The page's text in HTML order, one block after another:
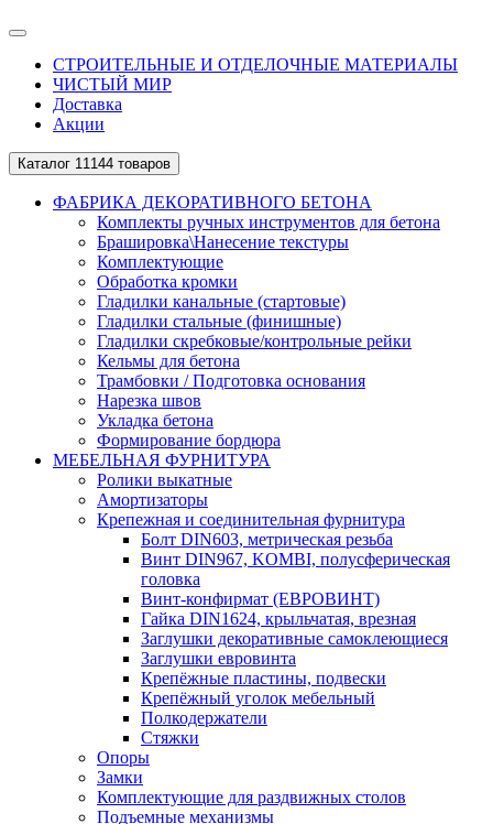
СТРОИТЕЛЬНЫЕ И ОТДЕЛОЧНЫЕ МАТЕРИАЛЫ
ЧИСТЫЙ МИР
Доставка
Акции
Каталог 11144 товаров
ФАБРИКА ДЕКОРАТИВНОГО БЕТОНА
Комплекты ручных инструментов для бетона
Брашировка\Нанесение текстуры
Комплектующие
Обработка кромки
Гладилки канальные (стартовые)
Гладилки стальные (финишные)
Гладилки скребковые/контрольные рейки
Кельмы для бетона
Трамбовки / Подготовка основания
Нарезка швов
Укладка бетона
Формирование бордюра
МЕБЕЛЬНАЯ ФУРНИТУРА
Ролики выкатные
Амортизаторы
Крепежная и соединительная фурнитура
Болт DIN603, метрическая резьба
Винт DIN967, KOMBI, полусферическая
головка
Винт-конфирмат (ЕВРОВИНТ)
Гайка DIN1624, крыльчатая, врезная
Заглушки декоративные самоклеющиеся
Заглушки евровинта
Крепёжные пластины, подвески
Крепёжный уголок мебельный
Полкодержатели
Стяжки
Опоры
Замки
Комплектующие для раздвижных столов
Подъемные механизмы